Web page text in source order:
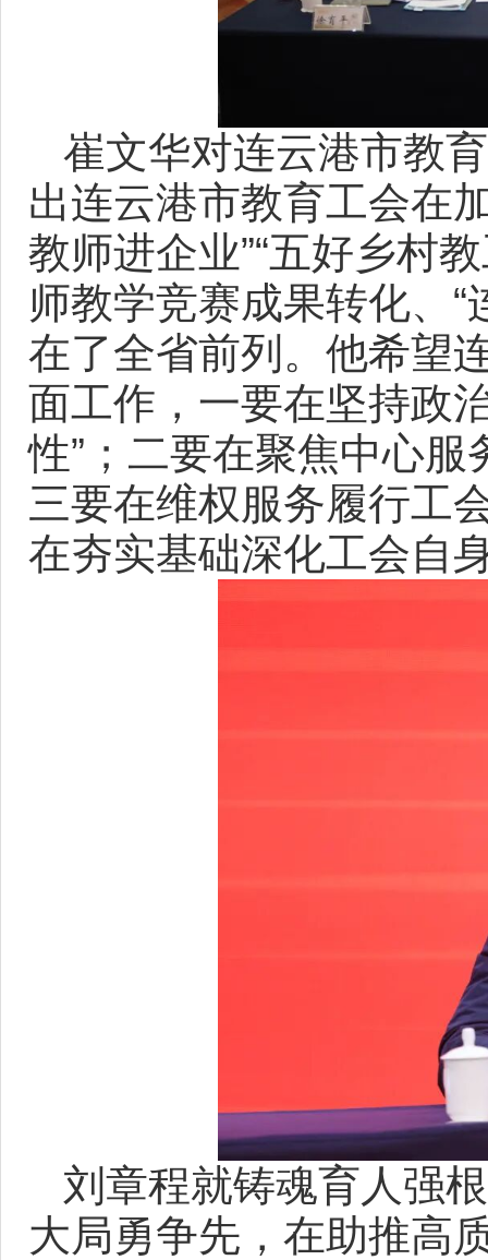
崔文华对连云港市教
出连云港市教育工会在
教师进企业”“五好乡村
师教学竞赛成果转化、
在了全省前列。他希望
面工作，一要在坚持政
性”；二要在聚焦中心服
三要在维权服务履行工
在夯实基础深化工会自
刘章程就铸魂育人强
大局勇争先，在助推高